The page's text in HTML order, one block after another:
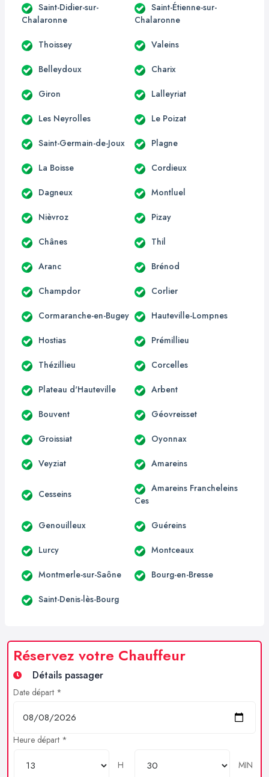
Saint-Didier-sur-
Chalaronne
Saint-Étienne-sur-
Chalaronne
Thoissey Valeins
Belleydoux Charix
Giron Lalleyriat
Les Neyrolles Le Poizat
Saint-Germain-de-Joux Plagne
La Boisse Cordieux
Dagneux Montluel
Nièvroz Pizay
Chânes Thil
Aranc Brénod
Champdor Corlier
Cormaranche-en-Bugey Hauteville-Lompnes
Hostias Prémillieu
Thézillieu Corcelles
Plateau d'Hauteville Arbent
Bouvent Géovreisset
Groissiat Oyonnax
Veyziat Amareins
Cesseins
Amareins Francheleins
Ces
Genouilleux Guéreins
Lurcy Montceaux
Montmerle-sur-Saône Bourg-en-Bresse
Saint-Denis-lès-Bourg
Réservez votre Chauffeur
Détails passager
Date départ *
Heure départ *
H MIN